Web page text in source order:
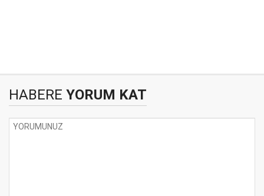
HABERE YORUM KAT